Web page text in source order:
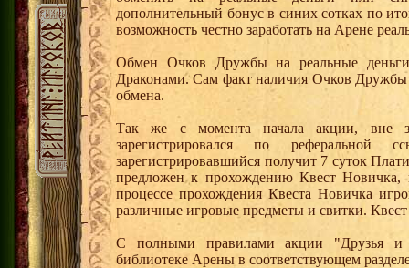
дополнительный бонус в синих сотках по
возможность честно заработать на Арене
Обмен Очков Дружбы на реальные деньги
Драконами. Сам факт наличия Очков Дружбы
обмена.
Так же с момента начала акции, вне
зарегистрировался по
зарегистрировавшийся получит 7 суток
предложен к прохождению Квест
процессе прохождения Квеста Новичка
различные игровые предметы и свитки.
С полными правилами акции "Друзья и
библиотеке Арены в соответствующем